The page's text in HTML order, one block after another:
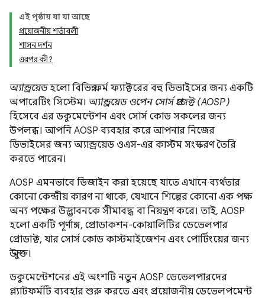
এই পৃষ্ঠায় যা যা আছে
প্রয়োজনীয় শর্তাবলী
শাসন ​​দর্শন
এরপর কী?
অ্যান্ড্রয়েডহলো বিভিন্ন ফর্ম ফ্যাক্টরের বহু ডিভাইসের জন্য একটি
অপারেটিং সিস্টেম। অ্যান্ড্রয়েড ওপেন সোর্স প্রজেক্ট (AOSP)
হিসেবে এর ডকুমেন্টেশন এবং সোর্স কোড সকলের জন্য
উপলব্ধ। আপনি AOSP ব্যবহার করে আপনার নিজের
ডিভাইসের জন্য অ্যান্ড্রয়েড ওএস-এর কাস্টম সংস্করণ তৈরি
করতে পারেন।
AOSP এমনভাবে ডিজাইন করা হয়েছে যাতে এখানে ব্যর্থতার
কোনো কেন্দ্রীয় কারণ না থাকে, যেখানে শিল্পের কোনো এক পক্ষ
অন্য পক্ষের উদ্ভাবনকে সীমাবদ্ধ বা নিয়ন্ত্রণ করে। তাই, AOSP
হলো একটি পূর্ণাঙ্গ, প্রোডাকশন-কোয়ালিটির ডেভেলপার
প্রোডাক্ট, যার সোর্স কোড কাস্টমাইজেশন এবং পোর্টিংয়ের জন্য
উন্মুক্ত।
ডকুমেন্টেশনের এই অংশটি নতুন AOSP ডেভেলপারদের
প্ল্যাটফর্মটি ব্যবহার শুরু করতে এবং প্রয়োজনীয় ডেভেলপমেন্ট